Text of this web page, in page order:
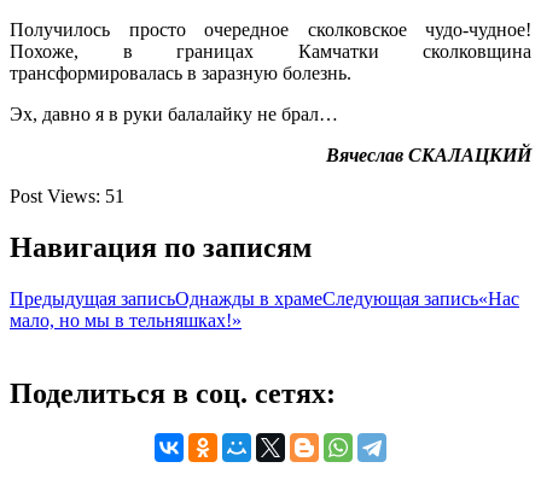
Получилось просто очередное сколковское чудо-чудное!
Похоже, в границах Камчатки сколковщина
трансформировалась в заразную болезнь.
Эх, давно я в руки балалайку не брал…
Вячеслав СКАЛАЦКИЙ
Post Views: 51
Навигация по записям
Предыдущая записьОднажды в храмеСледующая запись«Нас
мало, но мы в тельняшках!»
Поделиться в соц. сетях: